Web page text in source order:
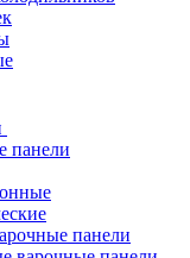
панели
панели